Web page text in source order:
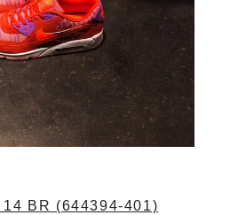
14 BR (644394-401)